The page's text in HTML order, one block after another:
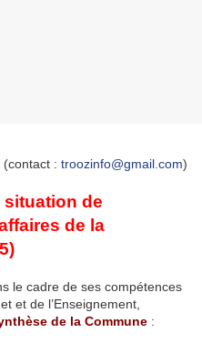
(contact : troozinfo@gmail.com)
situation de
de la
le cadre de ses compétences
et de l’Enseignement,
de la Commune :